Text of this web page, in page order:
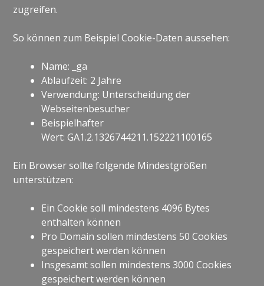
zugreifen.
So können zum Beispiel Cookie-Daten aussehen:
Name: _ga
Ablaufzeit: 2 Jahre
Verwendung: Unterscheidung der
Webseitenbesucher
Beispielhafter
Wert: GA1.2.1326744211.152221100165
Ein Browser sollte folgende Mindestgrößen
unterstützen:
Ein Cookie soll mindestens 4096 Bytes
enthalten können
Pro Domain sollen mindestens 50 Cookies
gespeichert werden können
Insgesamt sollen mindestens 3000 Cookies
gespeichert werden können